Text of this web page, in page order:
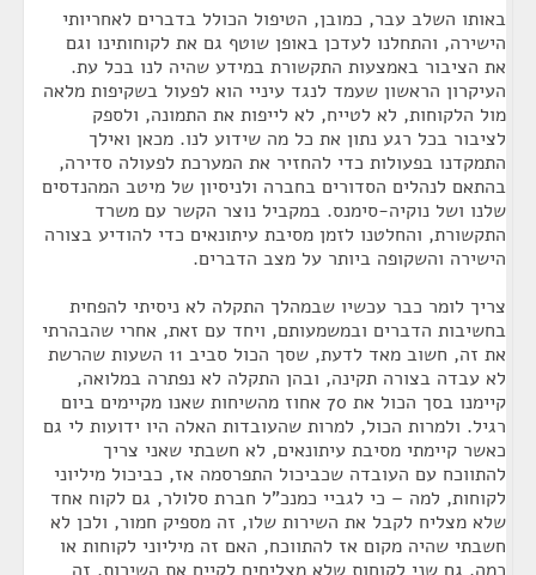
באותו השלב עבר, כמובן, הטיפול הכולל בדברים לאחריותי
הישירה, והתחלנו לעדכן באופן שוטף גם את לקוחותינו וגם
את הציבור באמצעות התקשורת במידע שהיה לנו בכל עת.
העיקרון הראשון שעמד לנגד עיניי הוא לפעול בשקיפות מלאה
מול הלקוחות, לא לטייח, לא לייפות את התמונה, ולספק
לציבור בכל רגע נתון את כל מה שידוע לנו. מכאן ואילך
התמקדנו בפעולות כדי להחזיר את המערכת לפעולה סדירה,
בהתאם לנהלים הסדורים בחברה ולניסיון של מיטב המהנדסים
שלנו ושל נוקיה-סימנס. במקביל נוצר הקשר עם משרד
התקשורת, והחלטנו לזמן מסיבת עיתונאים כדי להודיע בצורה
הישירה והשקופה ביותר על מצב הדברים.
צריך לומר כבר עכשיו שבמהלך התקלה לא ניסיתי להפחית
בחשיבות הדברים ובמשמעותם, ויחד עם זאת, אחרי שהבהרתי
את זה, חשוב מאד לדעת, שסך הכול סביב 11 השעות שהרשת
לא עבדה בצורה תקינה, ובהן התקלה לא נפתרה במלואה,
קיימנו בסך הכול את 70 אחוז מהשיחות שאנו מקיימים ביום
רגיל. ולמרות הכול, למרות שהעובדות האלה היו ידועות לי גם
כאשר קיימתי מסיבת עיתונאים, לא חשבתי שאני צריך
להתווכח עם העובדה שכביכול התפרסמה אז, כביכול מיליוני
לקוחות, למה – כי לגביי כמנכ"ל חברת סלולר, גם לקוח אחד
שלא מצליח לקבל את השירות שלו, זה מספיק חמור, ולכן לא
חשבתי שהיה מקום אז להתווכח, האם זה מיליוני לקוחות או